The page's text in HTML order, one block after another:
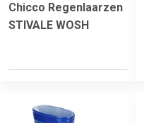
Chicco Regenlaarzen
STIVALE WOSH